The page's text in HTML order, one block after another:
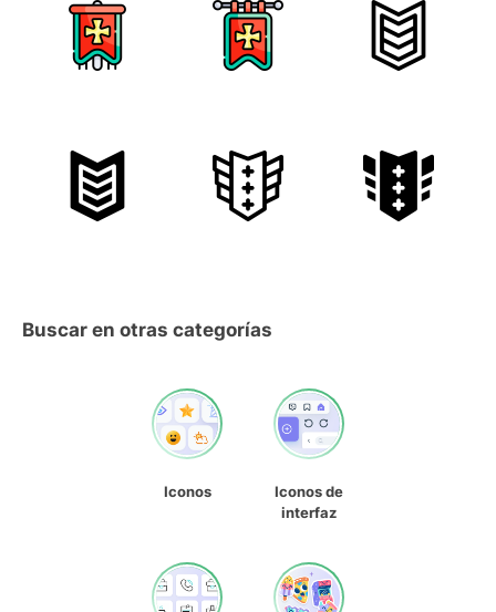
Buscar en otras categorías
Iconos
Iconos de
interfaz